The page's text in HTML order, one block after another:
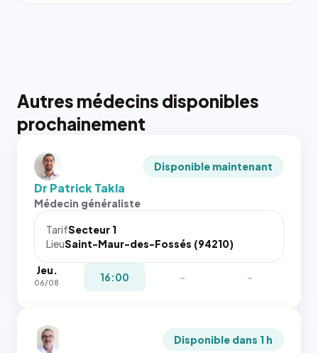
Autres médecins disponibles
prochainement
Disponible maintenant
Dr Patrick Takla
Médecin généraliste
TarifSecteur 1
LieuSaint-Maur-des-Fossés (94210)
Jeu.
06/08 16:00 - -
Disponible dans 1 h